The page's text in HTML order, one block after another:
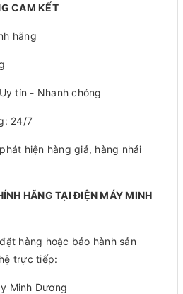
CAM KẾT
hãng
tín - Nhanh chóng
24/7
hiện hàng giả, hàng nhái
HÃNG TẠI ĐIỆN MÁY MINH
hàng hoặc bảo hành sản
trực tiếp:
Minh Dương